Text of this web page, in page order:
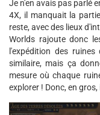
Je n'en avais pas parlé
4X, il manquait la
reste, avec des lieux
Worlds rajoute donc
l'expédition des
similaire, mais ça
mesure où chaque
explorer ! Donc, en